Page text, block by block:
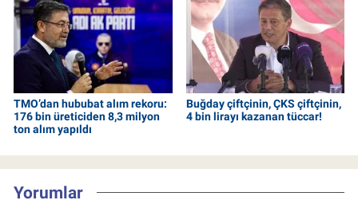
TMO’dan hububat alım rekoru:
176 bin üreticiden 8,3 milyon
ton alım yapıldı
Buğday çiftçinin, ÇKS çiftçinin,
4 bin lirayı kazanan tüccar!
Yorumlar